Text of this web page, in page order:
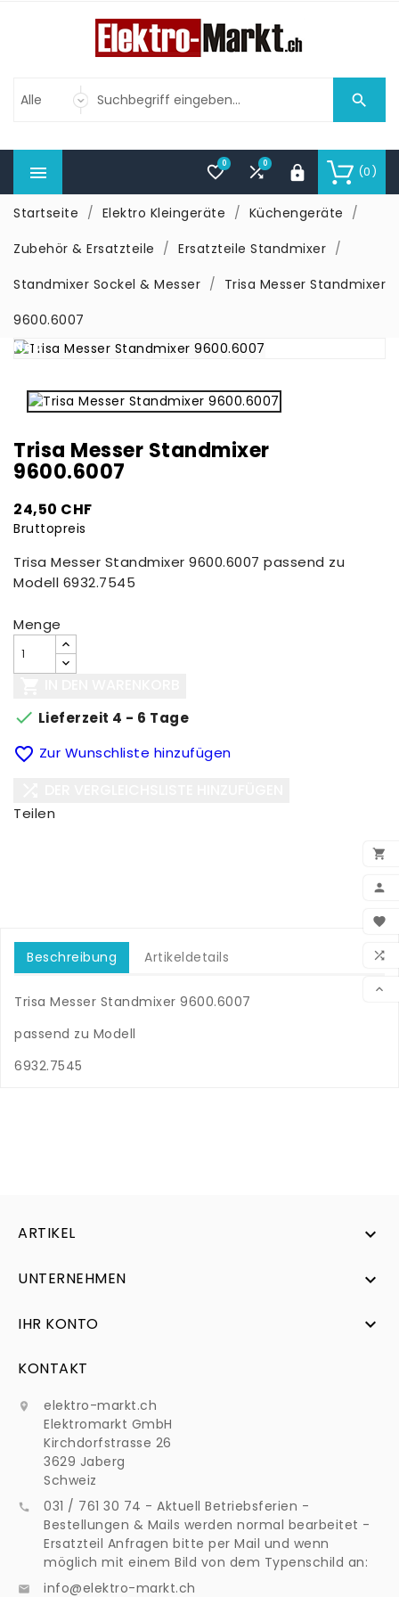






 (0)

0
0
Startseite Elektro Kleingeräte
Küchengeräte
Zubehör & Ersatzteile
Ersatzteile Standmixer
Standmixer Sockel & Messer
Trisa Messer Standmixer
9600.6007
Neu
Trisa Messer Standmixer
9600.6007
24,50 CHF
Bruttopreis
Trisa Messer Standmixer 9600.6007 passend zu
Modell 6932.7545
Menge
 Lieferzeit 4 - 6 Tage
 Zur Wunschliste hinzufügen
Teilen
Beschreibung Artikeldetails
Trisa Messer Standmixer 9600.6007
passend zu Modell
6932.7545
ARTIKEL 
UNTERNEHMEN 
IHR KONTO 
KONTAKT

elektro-markt.ch
Elektromarkt GmbH
Kirchdorfstrasse 26
3629 Jaberg
Schweiz

031 / 761 30 74 - Aktuell Betriebsferien -
Bestellungen & Mails werden normal bearbeitet -
Ersatzteil Anfragen bitte per Mail und wenn
möglich mit einem Bild von dem Typenschild an:
 info@elektro-markt.ch